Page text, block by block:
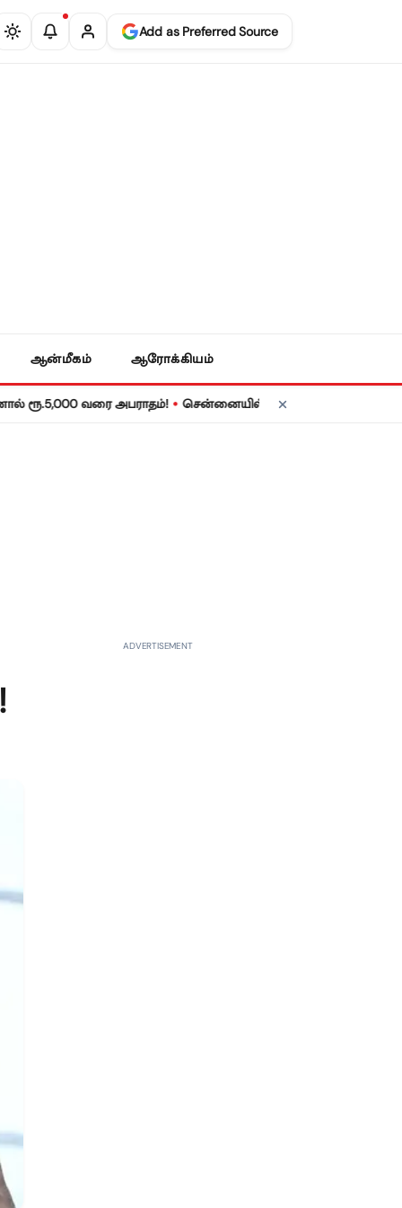
Add as Preferred Source
ஆன்மீகம் ஆரோக்கியம்
வரை அபராதம்! • சென்னையில் நாளை மின் தடை! உங்கள்
ADVERTISEMENT